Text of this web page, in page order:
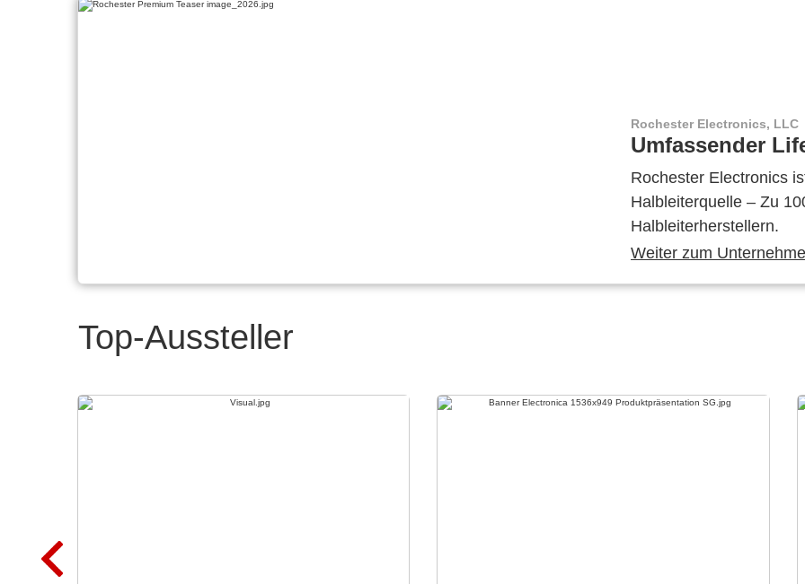
Rochester Electronics, LLC
Umfassender
Rochester Electronics
Halbleiterquelle – Zu
Halbleiterherstellern.
Weiter zum
Top-Aussteller